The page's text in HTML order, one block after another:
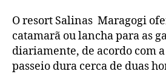
O resort Salinas Maragogi
catamarã ou lancha para as
diariamente, de acordo com
passeio dura cerca de duas